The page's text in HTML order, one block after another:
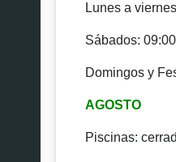
Lunes a
Sábados:
Domingos y
AGOSTO
Piscinas: